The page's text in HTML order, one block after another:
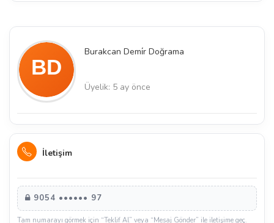
Burakcan Demi̇r Doğrama
Üyelik: 5 ay önce
İletişim
9054 •••••• 97
Tam numarayı görmek için “Teklif Al” veya “Mesaj Gönder” ile iletişime geç.